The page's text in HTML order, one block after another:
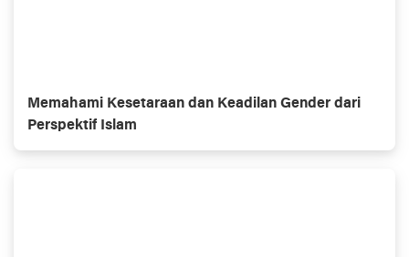
Memahami Kesetaraan dan Keadilan Gender dari
Perspektif Islam